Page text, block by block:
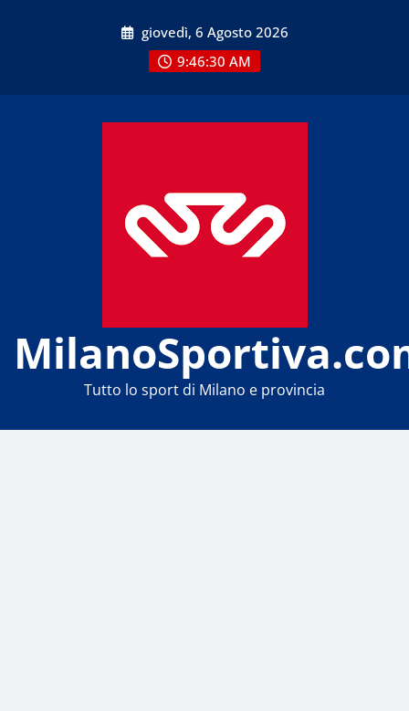
giovedì, 6 Agosto 2026
9:46:31 AM
Tutto lo sport di Milano e provincia